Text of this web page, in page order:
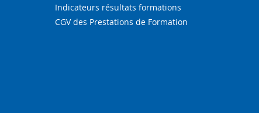
Indicateurs résultats formations
CGV des Prestations de Formation